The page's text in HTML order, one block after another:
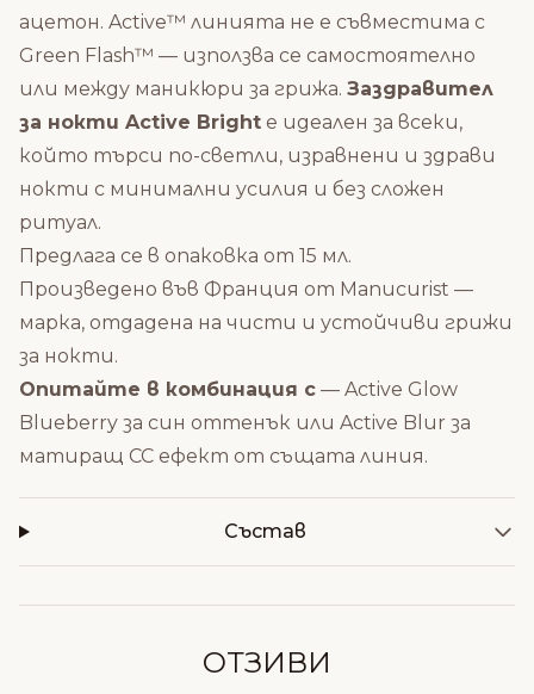
ацетон. Active™ линията не е съвместима с
Green Flash™ — използва се самостоятелно
или между маникюри за грижа. Заздравител
за нокти Active Bright е идеален за всеки,
който търси по-светли, изравнени и здрави
нокти с минимални усилия и без сложен
ритуал.
Предлага се в опаковка от 15 мл.
Произведено във Франция от Manucurist —
марка, отдадена на чисти и устойчиви грижи
за нокти.
Опитайте в комбинация с — Active Glow
Blueberry за син оттенък или Active Blur за
матиращ CC ефект от същата линия.
Състав
ОТЗИВИ